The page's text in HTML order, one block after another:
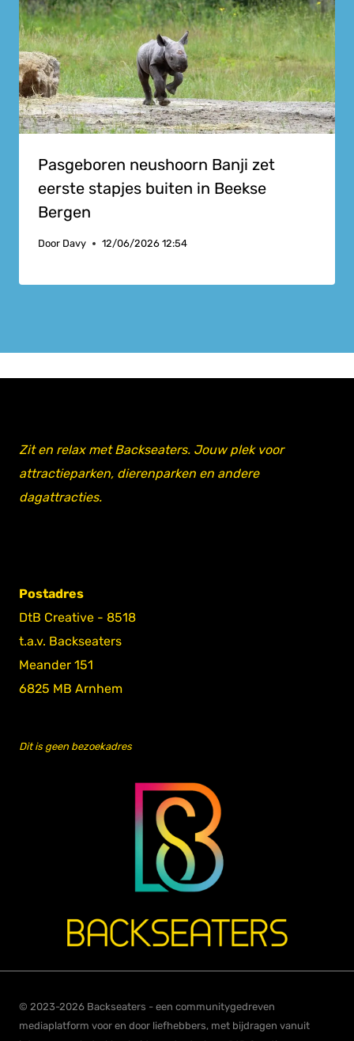
Pasgeboren neushoorn Banji zet
eerste stapjes buiten in Beekse
Bergen
Door Davy 12/06/2026 12:54
Zit en relax met Backseaters. Jouw plek voor
attractieparken, dierenparken en andere
dagattracties.
Postadres
DtB Creative - 8518
t.a.v. Backseaters
Meander 151
6825 MB Arnhem
Dit is geen bezoekadres
© 2023-2026 Backseaters - een communitygedreven
mediaplatform voor en door liefhebbers, met bijdragen vanuit